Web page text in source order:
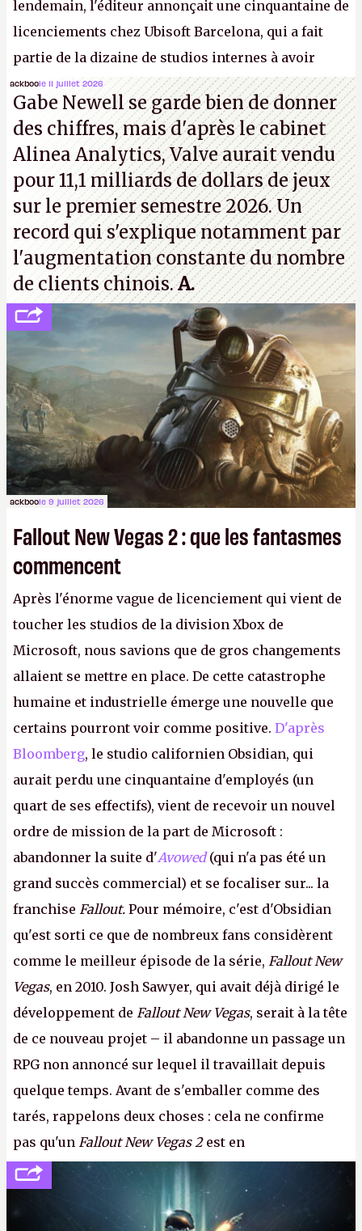
lendemain, l'éditeur annonçait une cinquantaine de
licenciements chez Ubisoft Barcelona, qui a fait
partie de la dizaine de studios internes à avoir
travaillé sur cetAssassin's Creedsous la direction
d'Ubisoft Singapour.A.
ackboole 11 juillet 2026
Gabe Newell se garde bien de donner
des chiffres, mais d'après le cabinet
Alinea Analytics, Valve aurait vendu
pour 11,1 milliards de dollars de jeux
sur le premier semestre 2026. Un
record qui s'explique notamment par
l'augmentation constante du nombre
de clients chinois.A.
ackboole 9 juillet 2026
Fallout New Vegas 2 : que les fantasmes
commencent
Après l'énorme vague de licenciement qui vient de
toucher les studios de la division Xbox de
Microsoft, nous savions que de gros changements
allaient se mettre en place. De cette catastrophe
humaine et industrielle émerge une nouvelle que
certains pourront voir comme positive. D'après
Bloomberg, le studio californien Obsidian, qui
aurait perdu une cinquantaine d'employés (un
quart de ses effectifs), vient de recevoir un nouvel
ordre de mission de la part de Microsoft :
abandonner la suite d'Avowed(qui n'a pas été un
grand succès commercial) et se focaliser sur... la
franchise Fallout. Pour mémoire, c'est d'Obsidian
qu'est sorti ce que de nombreux fans considèrent
comme le meilleur épisode de la série, Fallout New
Vegas, en 2010. Josh Sawyer, qui avait déjà dirigé le
développement de Fallout New Vegas, serait à la tête
de ce nouveau projet – il abandonne un passage un
RPG non annoncé sur lequel il travaillait depuis
quelque temps. Avant de s'emballer comme des
tarés, rappelons deux choses : cela ne confirme
pas qu'un Fallout New Vegas 2est en
développement (pour ce que l'on sait, ils bossent
peut-être sur
Fallout Football ou
Fallout vs. Les
Lapins Crétins) et l'Obsidian d'aujourd'hui n'est plus